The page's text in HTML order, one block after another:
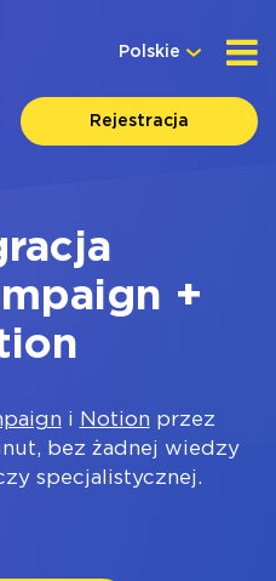
Polskie
Rejestracja
+
i Notion przez
bez żadnej wiedzy
specjalistycznej.